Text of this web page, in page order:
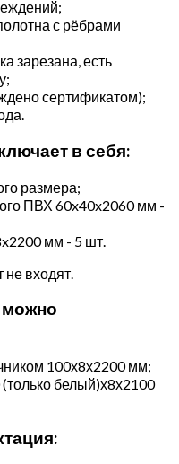
с рёбрами
зарезана, есть
сертификатом);
в себя:
размера;
ПВХ 60x40x2060 мм -
мм - 5 шт.
входят.
можно
100х8х2200 мм;
белый)х8х2100